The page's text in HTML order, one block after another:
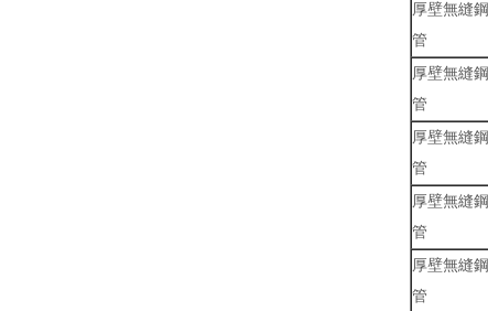
厚壁無縫鋼
管
厚壁無縫鋼
管
厚壁無縫鋼
管
厚壁無縫鋼
管
厚壁無縫鋼
管